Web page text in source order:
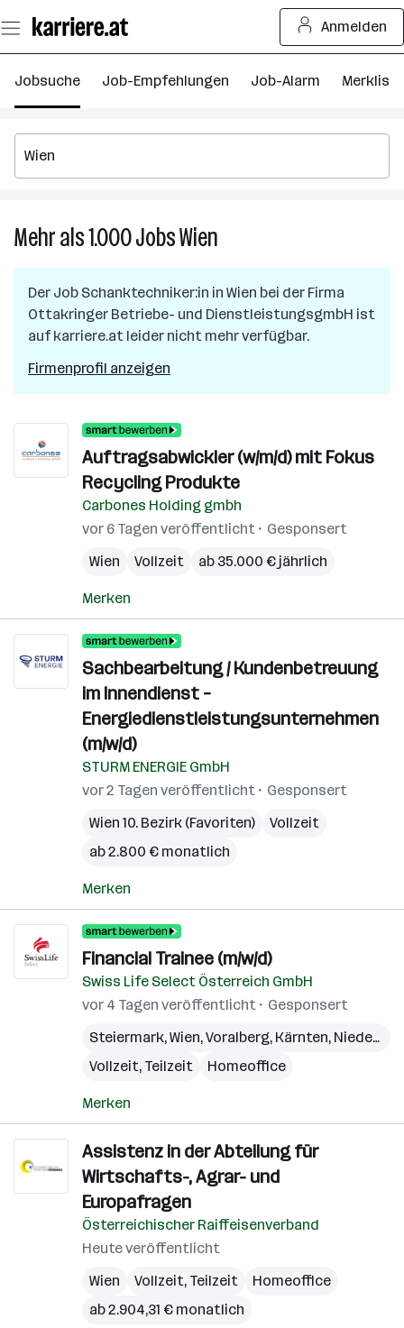
Seiteninhalt
springen
Anmelden
Jobsuche Job-Empfehlungen Job-Alarm Merkliste
Mehr als 1.000JobsWien
Jobs
in
Wien
Der Job Schanktechniker:in in Wien bei der Firma
Ottakringer Betriebe- und DienstleistungsgmbH ist
auf karriere.at leider nicht mehr verfügbar.
Firmenprofil anzeigen
Auftragsabwickler (w/m/d) mit Fokus
Recycling Produkte
Carbones Holding gmbh
vor 6 Tagen veröffentlicht
Gesponsert
Wien
Vollzeit ab 35.000 € jährlich
Merken
Sachbearbeitung / Kundenbetreuung
im Innendienst –
Energiedienstleistungsunternehmen
(m/w/d)
STURM ENERGIE GmbH
vor 2 Tagen veröffentlicht
Gesponsert
Wien 10. Bezirk (Favoriten)
Vollzeit
ab 2.800 € monatlich
Merken
Financial Trainee (m/w/d)
Swiss Life Select Österreich GmbH
vor 4 Tagen veröffentlicht
Gesponsert
Steiermark,Wien,Voralberg, Kärnten, Niederösterreich
Vollzeit, Teilzeit
Homeoffice
Merken
Assistenz in der Abteilung für
Wirtschafts-, Agrar- und
Europafragen
Österreichischer Raiffeisenverband
Heute veröffentlicht
Wien
Vollzeit, Teilzeit
Homeoffice
ab 2.904,31 € monatlich